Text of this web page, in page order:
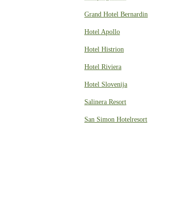
Grand Hotel Bernardin
Hotel Apollo
Hotel Histrion
Hotel Riviera
Hotel Slovenija
Salinera Resort
San Simon Hotelresort